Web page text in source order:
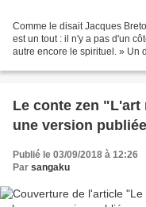
Comme le disait Jacques
est un tout : il n'y a pas d'un
autre encore le spirituel. » Un
Le conte zen
une version
Publié le 03/09/2018 à 12:26
Par sangaku